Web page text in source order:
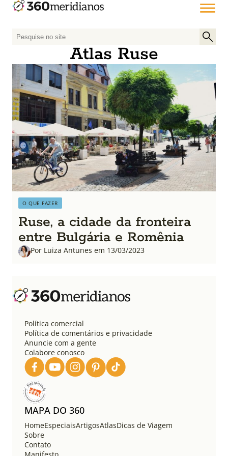
P
i
s
a
r
p
o
r
:
Atlas Ruse
O QUE FAZER
Ruse, a cidade da fronteira
entre Bulgária e Romênia
Por Luiza Antunes em 13/03/2023
Política comercial
Política de comentários e privacidade
Anuncie com a gente
Colabore conosco
MAPA DO 360
HomeEspeciaisArtigosAtlasDicas de Viagem
Sobre
Contato